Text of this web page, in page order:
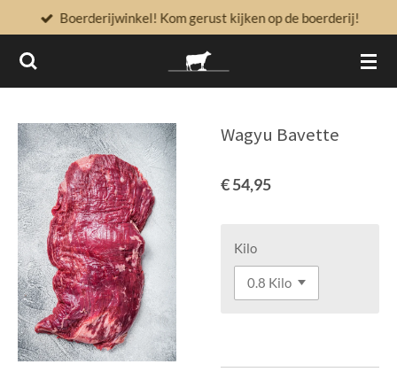
direct
naar
Boerderijwinkel! Kom gerust kijken op de boerderij!
Wagyu Bavette
€ 54,95
Kilo